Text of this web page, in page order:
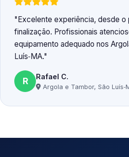
Excelente experiência, desde o
finalização. Profissionais
equipamento adequado nos
Luís‑MA.
R Rafael C.
Argola e Tambor, São